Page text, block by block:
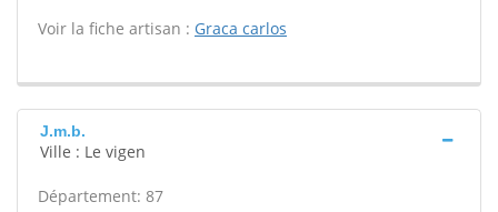
Voir la fiche artisan : Graca carlos
J.m.b.
Ville : Le vigen
Département: 87